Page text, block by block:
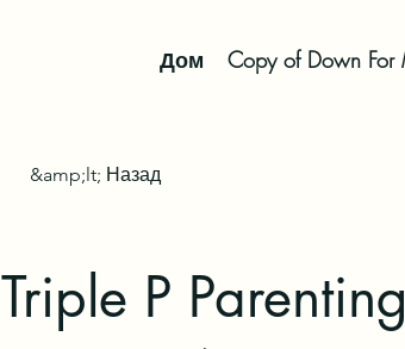
Дом Copy of Down For
&amp;lt; Назад
Triple P